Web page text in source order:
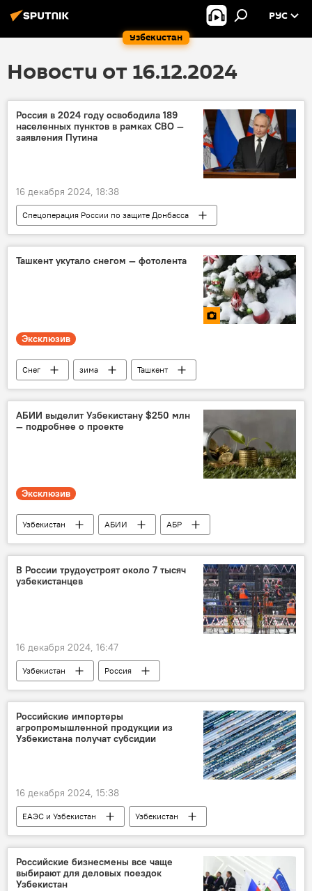
Узбекистан
РУС
Новости от 16.12.2024
Россия в 2024 году освободила 189
населенных пунктов в рамках СВО —
заявления Путина
16 декабря 2024, 18:38
Спецоперация России по защите Донбасса
Россия
Украина
СВО
ЛНР
ДНР
оборона
внешняя политика
Ташкент укутало снегом — фотолента
Эксклюзив
Снег зима Ташкент
АБИИ выделит Узбекистану $250 млн
— подробнее о проекте
Эксклюзив
Узбекистан АБИИ
АБР
Инвестиции
министерство экономики и финансов Узбекистана
Экономика
В России трудоустроят около 7 тысяч
узбекистанцев
16 декабря 2024, 16:47
Узбекистан
Россия
трудовые мигранты
трудовой патент
Российские импортеры
агропромышленной продукции из
Узбекистана получат субсидии
16 декабря 2024, 15:38
ЕАЭС и Узбекистан
Узбекистан
Россия
"Агроэкспрессы"
агропромышленность
субсидия
ЕАЭС
Российские бизнесмены все чаще
выбирают для деловых поездок
Узбекистан